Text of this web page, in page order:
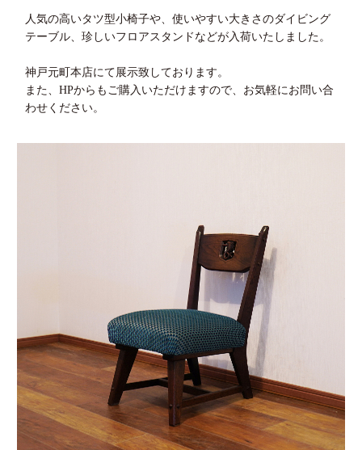
人気の高いタツ型小椅子や、使いやすい大きさのダイビング
テーブル、珍しいフロアスタンドなどが入荷いたしました。
神戸元町本店にて展示致しております。
また、HPからもご購入いただけますので、お気軽にお問い合
わせください。